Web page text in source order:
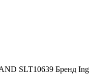
SLT10639 Бренд